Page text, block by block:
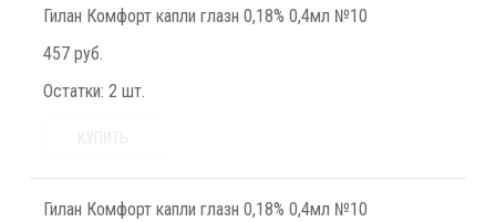
Гилан Комфорт капли глазн 0,18% 0,4мл №10
457 руб.
Остатки: 2 шт.
Гилан Комфорт капли глазн 0,18% 0,4мл №10